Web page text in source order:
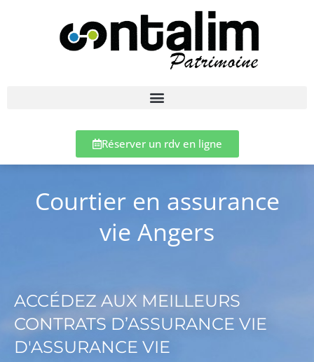
Réserver un rdv en ligne
Courtier en assurance
vie Angers
ACCÉDEZ AUX MEILLEURS
CONTRATS D’ASSURANCE VIE
D'ASSURANCE VIE